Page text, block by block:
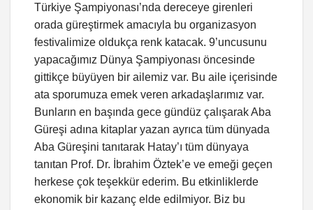
Türkiye Şampiyonası’nda dereceye girenleri
orada güreştirmek amacıyla bu organizasyon
festivalimize oldukça renk katacak. 9’uncusunu
yapacağımız Dünya Şampiyonası öncesinde
gittikçe büyüyen bir ailemiz var. Bu aile içerisinde
ata sporumuza emek veren arkadaşlarımız var.
Bunların en başında gece gündüz çalışarak Aba
Güreşi adına kitaplar yazan ayrıca tüm dünyada
Aba Güreşini tanıtarak Hatay’ı tüm dünyaya
tanıtan Prof. Dr. İbrahim Öztek’e ve emeği geçen
herkese çok teşekkür ederim. Bu etkinliklerde
ekonomik bir kazanç elde edilmiyor. Biz bu